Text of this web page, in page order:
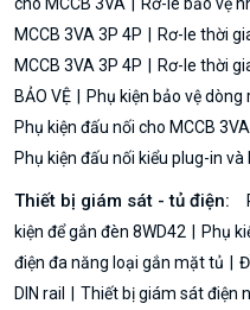
MCCB 3VA 3P 4P
Rơ-le thời
MCCB 3VA 3P 4P
Rơ-le thời
BẢO VỆ
Phụ kiện bảo vệ dòng
Phụ kiện đấu nối cho MCCB 3VA
Phụ kiện đấu nối kiểu plug-in
Thiết bị giám sát - tủ điện:
kiện để gắn đèn 8WD42
Phụ
điện đa năng loại gắn mặt tủ
DIN rail
Thiết bị giám sát điện